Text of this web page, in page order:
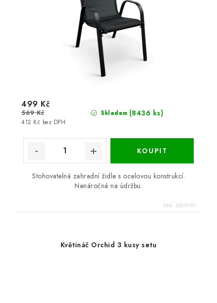
Skladem (8436 ks)
412 Kč bez DPH
499 Kč
569 Kč
Stohovatelná zahradní židle s ocelovou konstrukcí.
Nenáročná na údržbu.
Kód: 34570101
Květináč Orchid 3 kusy setu